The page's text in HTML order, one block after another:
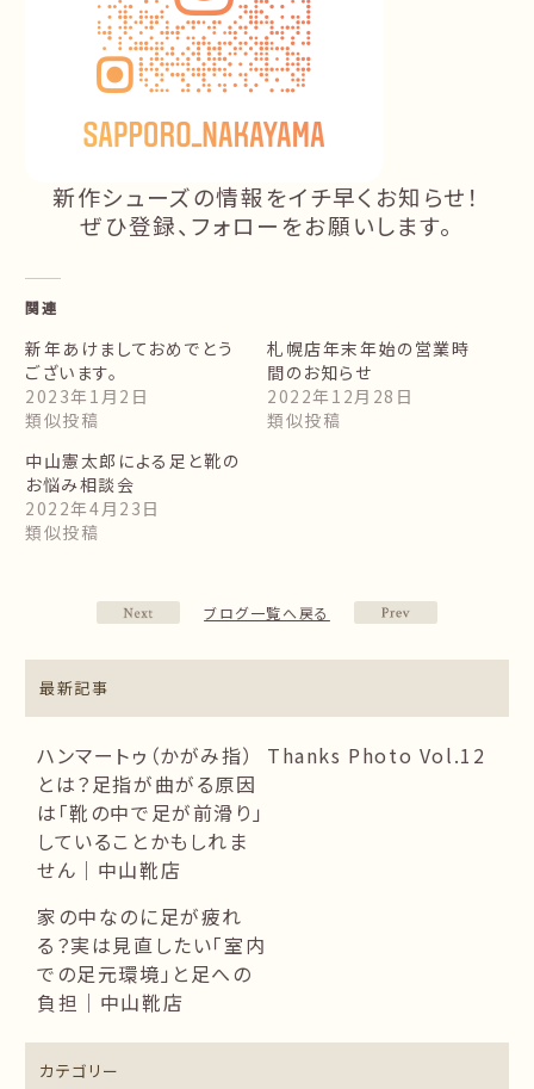
新作シューズの情報をイチ早くお知らせ！
ぜひ登録、フォローをお願いします。
関連
新年あけましておめでとう
ございます。
2023年1月2日
類似投稿
札幌店年末年始の営業時
間のお知らせ
2022年12月28日
類似投稿
中山憲太郎による足と靴の
お悩み相談会
2022年4月23日
類似投稿
ブログ一覧へ戻る
最新記事
ハンマートゥ（かがみ指）
とは？足指が曲がる原因
は「靴の中で足が前滑り」
していることかもしれま
せん｜中山靴店
Thanks Photo Vol.12
家の中なのに足が疲れ
る？実は見直したい「室内
での足元環境」と足への
負担｜中山靴店
カテゴリー